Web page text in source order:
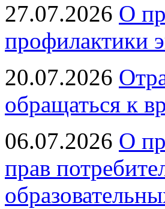
27.07.2026 О
профилактики
20.07.2026
обращаться к
06.07.2026 О
прав